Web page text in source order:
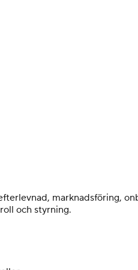
marknadsföring,
och styrning.